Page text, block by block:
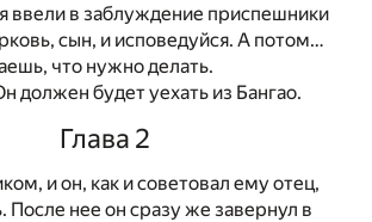
ввели в заблуждение приспешники
сын, и исповедуйся. А потом…
что нужно делать.
должен будет уехать из Бангао.
Глава 2
и он, как и советовал ему отец,
После нее он сразу же завернул в